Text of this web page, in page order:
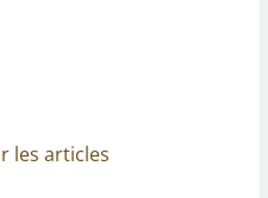
les articles